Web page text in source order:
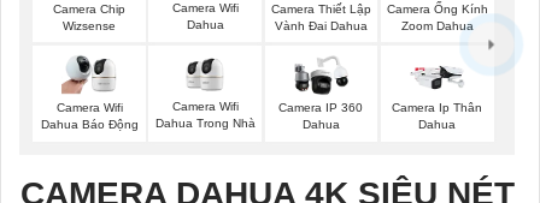
Camera Chip
Wizsense
Camera Wifi
Dahua
Camera Thiết Lập
Vành Đai Dahua
Camera Ống Kính
Zoom Dahua
Camera Wifi
Dahua Báo Động
Camera Wifi
Dahua Trong Nhà
Camera IP 360
Dahua
Camera Ip Thân
Dahua
CAMERA DAHUA 4K SIÊU NÉT